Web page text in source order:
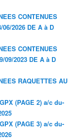
CONTENUES
2026 DE A à D
CONTENUES
09/2023 DE A à D
RAQUETTES AU
(PAGE 2) a/c du-
(PAGE 3) a/c du-